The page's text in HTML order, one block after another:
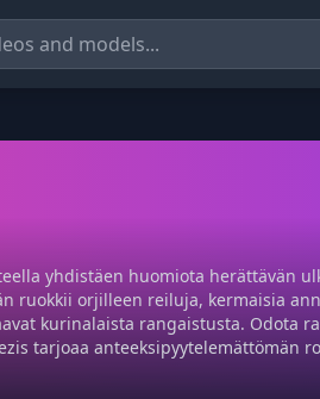
yhdistäen huomiota herättävän
ruokkii orjilleen reiluja, kermaisia
kurinalaista rangaistusta. Odota
tarjoaa anteeksipyytelemättömän